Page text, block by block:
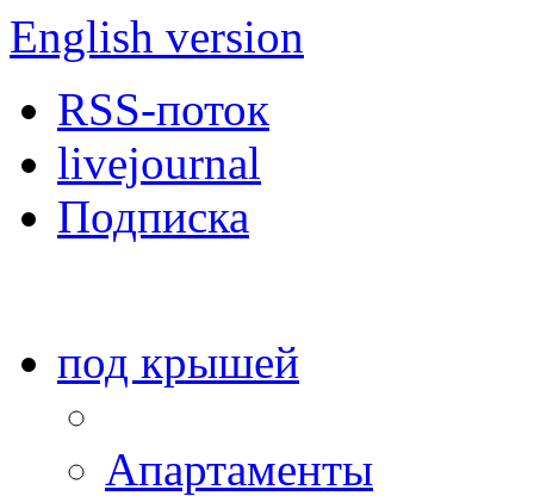
English version
RSS-поток
livejournal
Подписка
под крышей
Апартаменты